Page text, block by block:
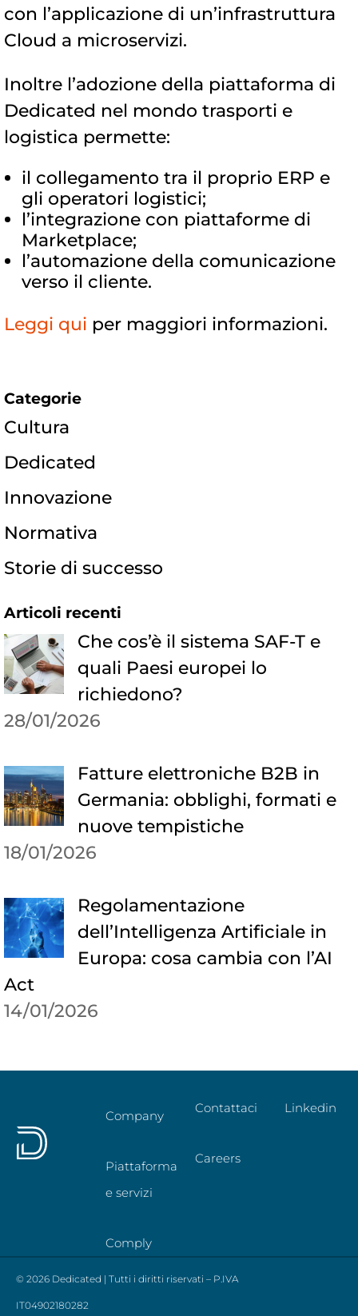
con l’applicazione di un’infrastruttura
Cloud a microservizi.
Inoltre l’adozione della piattaforma di
Dedicated nel mondo trasporti e
logistica permette:
il collegamento tra il proprio ERP e
gli operatori logistici;
l’integrazione con piattaforme di
Marketplace;
l’automazione della comunicazione
verso il cliente.
Leggi qui per maggiori informazioni.
Categorie
Cultura
Dedicated
Innovazione
Normativa
Storie di successo
Articoli recenti
Che cos’è il sistema SAF-T e
quali Paesi europei lo
richiedono?
28/01/2026
Fatture elettroniche B2B in
Germania: obblighi, formati e
nuove tempistiche
18/01/2026
Regolamentazione
dell’Intelligenza Artificiale in
Europa: cosa cambia con l’AI
Act
14/01/2026
Company
Piattaforma
e servizi
Comply
Contattaci
Careers
Linkedin
© 2026 Dedicated | Tutti i diritti riservati – P.IVA
IT04902180282